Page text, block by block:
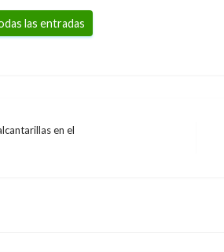
las entradas
en el